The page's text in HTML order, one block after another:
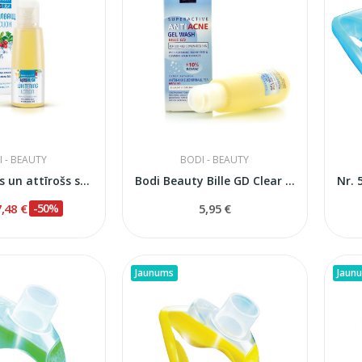
- BEAUTY
Ādu balinošs un attīrošs sejas losjons, 100 ml
€ -50%
BODI - BEAUTY
Bodi Beauty Bille GD Clear Skin sejas...
5,95 €
Jaunums